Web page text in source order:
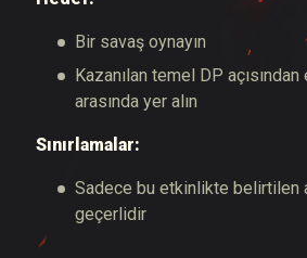
Bir savaş oynayın
Kazanılan temel DP
arasında yer alın
Sınırlamalar:
Sadece bu etkinlikte belirtilen
geçerlidir